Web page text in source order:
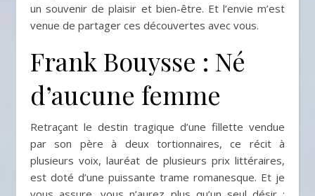
un souvenir de plaisir et bien-être. Et l’envie m’est
venue de partager ces découvertes avec vous.
Frank Bouysse : Né
d’aucune femme
Retraçant le destin tragique d’une fillette vendue
par son père à deux tortionnaires, ce récit à
plusieurs voix, lauréat de plusieurs prix littéraires,
est doté d’une puissante trame romanesque. Et je